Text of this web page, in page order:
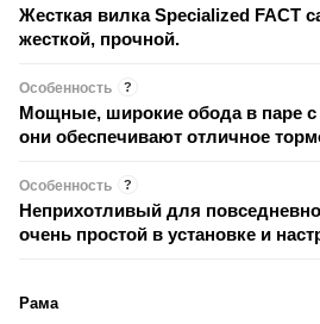
Жесткая вилка Specialized FACT carbon - это уникальная вилка, сделанная по передовым технологиям, что делает ее легкой,
жесткой, прочной.
Особенность ?
Мощные, широкие обода в паре с
они обеспечивают отличное
Особенность ?
Неприхотливый для
очень простой в установке и
Рама